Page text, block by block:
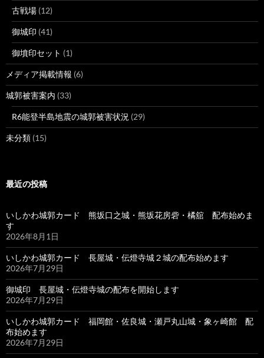
古戦場 (12)
御城印 (41)
御墳印セット (1)
メディア掲載情報 (6)
城郭被害案内 (33)
R6能登半島地震の城郭被害状況 (29)
未分類 (15)
最近の投稿
いしかわ城郭カード 熊坂口之城・熊坂花房砦・橘舘 配布始めま
す
2026年8月1日
いしかわ城郭カード 長屋城・伝燈寺城２城の配布始めます
2026年7月29日
御城印 長屋城・伝燈寺城の配布を開始します
2026年7月29日
いしかわ城郭カード 福岡館・佐良城・瀬戸丸山城・象ヶ崎館 配
布始めます
2026年7月29日